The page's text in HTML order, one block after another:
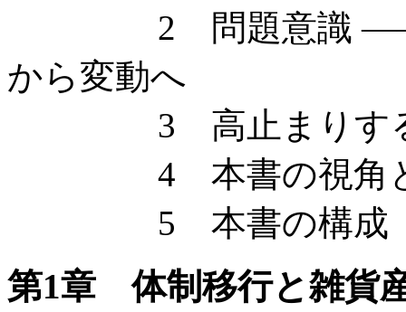
2 問題意識 ——「
から変動へ
3 高止まりする雑
4 本書の視角と
5 本書の構成
第1章 体制移行と雑貨